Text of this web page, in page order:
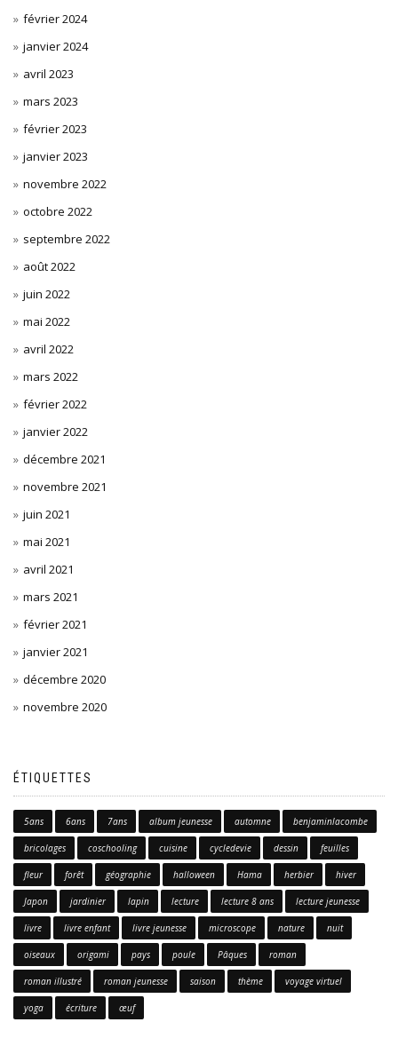
février 2024
janvier 2024
avril 2023
mars 2023
février 2023
janvier 2023
novembre 2022
octobre 2022
septembre 2022
août 2022
juin 2022
mai 2022
avril 2022
mars 2022
février 2022
janvier 2022
décembre 2021
novembre 2021
juin 2021
mai 2021
avril 2021
mars 2021
février 2021
janvier 2021
décembre 2020
novembre 2020
ÉTIQUETTES
5ans 6ans 7ans album jeunesse automne benjaminlacombe
bricolages coschooling cuisine cycledevie dessin feuilles
fleur forêt géographie halloween Hama herbier hiver
Japon jardinier lapin lecture lecture 8 ans lecture jeunesse
livre livre enfant livre jeunesse microscope nature nuit
oiseaux origami pays poule Pâques roman
roman illustré roman jeunesse saison thème voyage virtuel
yoga écriture œuf